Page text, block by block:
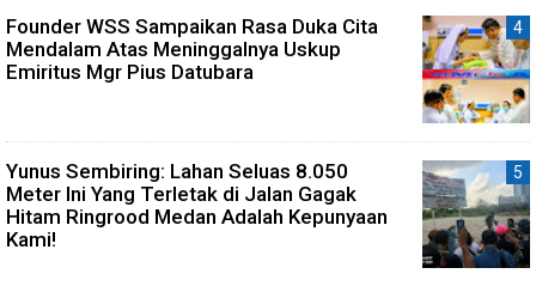
Founder WSS Sampaikan Rasa Duka Cita
Mendalam Atas Meninggalnya Uskup
Emiritus Mgr Pius Datubara
Yunus Sembiring: Lahan Seluas 8.050
Meter Ini Yang Terletak di Jalan Gagak
Hitam Ringrood Medan Adalah Kepunyaan
Kami!